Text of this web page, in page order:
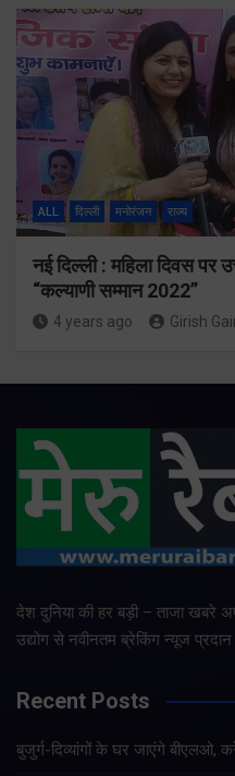
ALL दिल्ली मनोरंजन राज्य
नई दिल्ली : महिला दिवस पर
“कल्याणी सम्मान 2022”
4 years ago Girish
देश दुनिया की हर बड़ी – ताजा
उद्योग से नवीनतम ब्रेकिंग न्यूज
Recent Posts
बुजुर्ग-दिव्यांगों के घर जाएंगे बीएलओ,